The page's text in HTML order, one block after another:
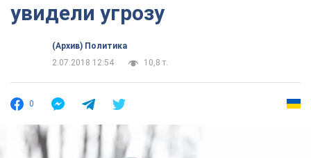
увидели угрозу
(Архив) Политика
2.07.2018 12:54
10,8 т.
0